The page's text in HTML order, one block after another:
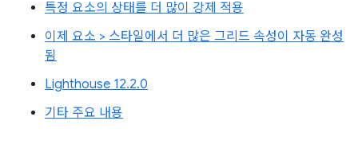
특정 요소의 상태를 더 많이 강제 적용
이제 요소 > 스타일에서 더 많은 그리드 속성이 자동 완성
됨
Lighthouse 12.2.0
기타 주요 내용